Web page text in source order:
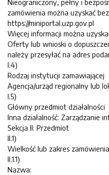
Nieograniczony, pełny i
zamówienia można uzyskać
https://miniportal.uzp.gov.pl
Więcej informacji można
Oferty lub wnioski o
należy przesyłać na adres
I.4)
Rodzaj instytucji zamawiającej
Agencja/urząd regionalny lub
I.5)
Główny przedmiot działalności
Inna działalność: Zarządzanie
Sekcja II: Przedmiot
II.1)
Wielkość lub zakres zamówienia
II.1.1)
Nazwa: